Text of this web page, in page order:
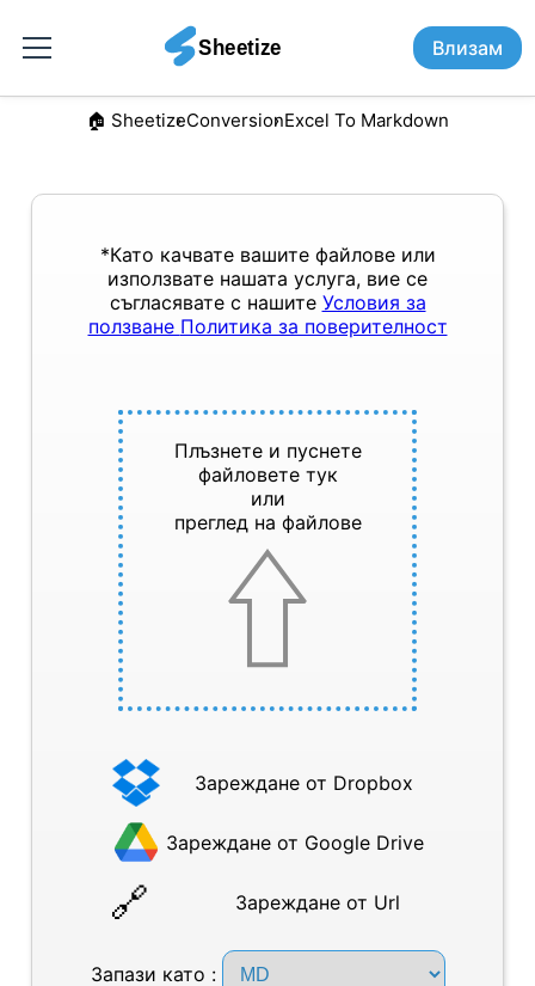
Влизам
🏠︎ SheetizeConversionExcel To Markdown
*Като качвате вашите файлове или
използвате нашата услуга, вие се
съгласявате с нашите Условия за
ползване Политика за поверителност
Плъзнете и пуснете
файловете тук
или
преглед на файлове
Зареждане от Dropbox
Зареждане от Google Drive
Зареждане от Url
Запази като :